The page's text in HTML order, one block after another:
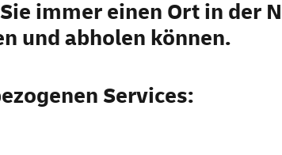
immer einen Ort in der
und abholen können.
Services: